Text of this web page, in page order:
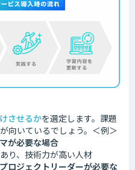
させるかを選定します。 課題
向いているでしょう。 ＜例＞
が必要な場合
り、技術力が高い人材
ロジェクトリーダーが必要な